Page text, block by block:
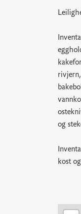
og
kost